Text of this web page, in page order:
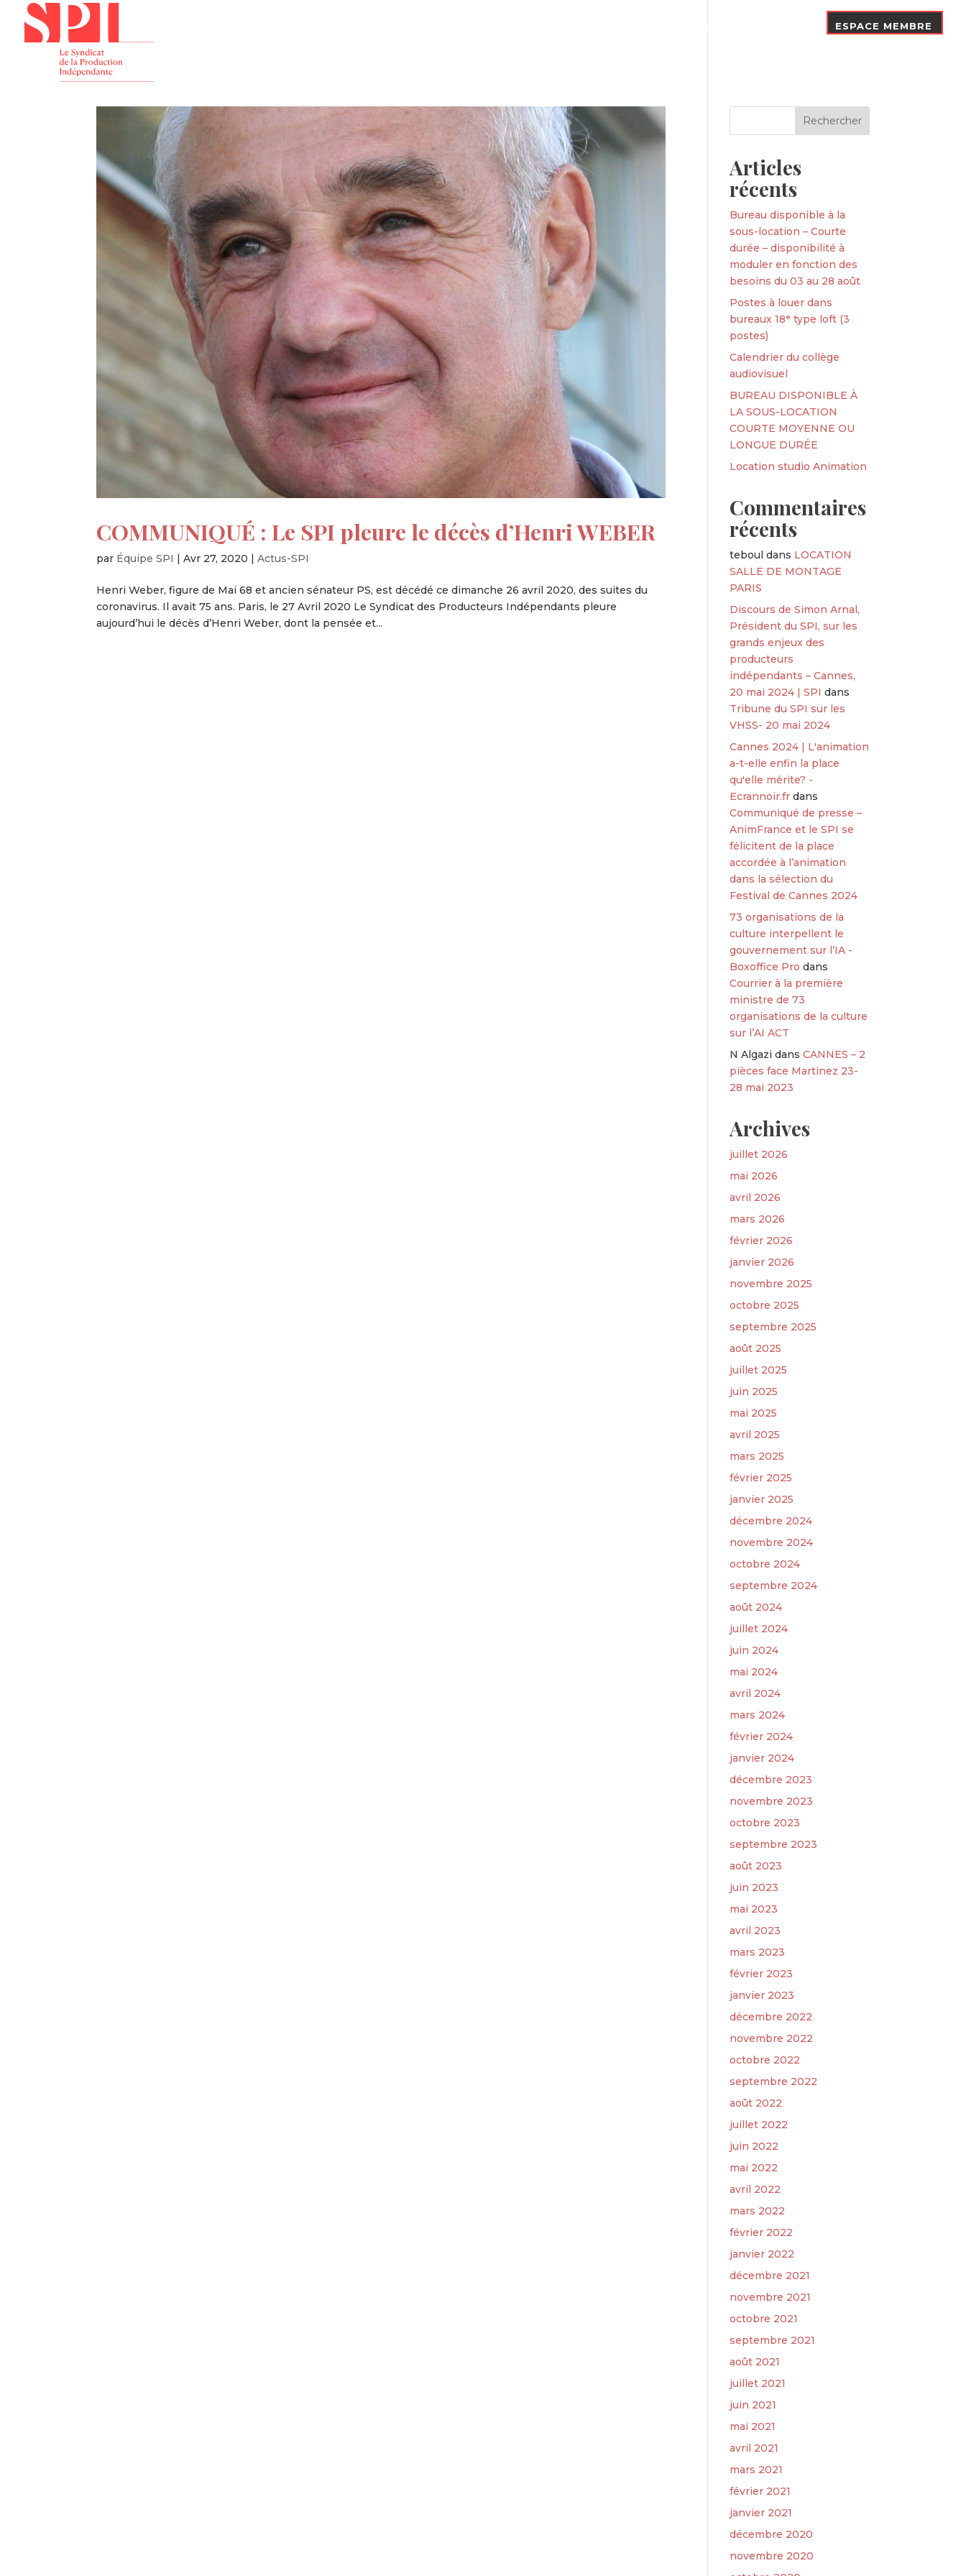
Nos Adhérents ESPACE MEMBRE
COMMUNIQUÉ : Le SPI pleure le décès d’Henri WEBER
par Équipe SPI |Avr 27, 2020 |Actus-SPI
Henri Weber, figure de Mai 68 et ancien sénateur PS, est décédé ce dimanche 26 avril 2020, des suites du
coronavirus. Il avait 75 ans. Paris, le 27 Avril 2020 Le Syndicat des Producteurs Indépendants pleure
aujourd’hui le décès d’Henri Weber, dont la pensée et...
Articles
récents
Bureau disponible à la
sous-location – Courte
durée – disponibilité à
moduler en fonction des
besoins du 03 au 28 août
Postes à louer dans
bureaux 18ᵉ type loft (3
postes)
Calendrier du collège
audiovisuel
BUREAU DISPONIBLE À
LA SOUS-LOCATION
COURTE MOYENNE OU
LONGUE DURÉE
Location studio Animation
Commentaires
récents
teboul dans LOCATION
SALLE DE MONTAGE
PARIS
Discours de Simon Arnal,
Président du SPI, sur les
grands enjeux des
producteurs
indépendants – Cannes,
20 mai 2024 | SPI dans
Tribune du SPI sur les
VHSS- 20 mai 2024
Cannes 2024 | L'animation
a-t-elle enfin la place
qu'elle mérite? -
Ecrannoir.fr dans
Communiqué de presse –
AnimFrance et le SPI se
félicitent de la place
accordée à l’animation
dans la sélection du
Festival de Cannes 2024
73 organisations de la
culture interpellent le
gouvernement sur l’IA -
Boxoffice Pro dans
Courrier à la première
ministre de 73
organisations de la culture
sur l’AI ACT
N Algazi dansCANNES – 2
pièces face Martinez 23-
28 mai 2023
Archives
juillet 2026
mai 2026
avril 2026
mars 2026
février 2026
janvier 2026
novembre 2025
octobre 2025
septembre 2025
août 2025
juillet 2025
juin 2025
mai 2025
avril 2025
mars 2025
février 2025
janvier 2025
décembre 2024
novembre 2024
octobre 2024
septembre 2024
août 2024
juillet 2024
juin 2024
mai 2024
avril 2024
mars 2024
février 2024
janvier 2024
décembre 2023
novembre 2023
octobre 2023
septembre 2023
août 2023
juin 2023
mai 2023
avril 2023
mars 2023
février 2023
janvier 2023
décembre 2022
novembre 2022
octobre 2022
septembre 2022
août 2022
juillet 2022
juin 2022
mai 2022
avril 2022
mars 2022
février 2022
janvier 2022
décembre 2021
novembre 2021
octobre 2021
septembre 2021
août 2021
juillet 2021
juin 2021
mai 2021
avril 2021
mars 2021
février 2021
janvier 2021
décembre 2020
novembre 2020